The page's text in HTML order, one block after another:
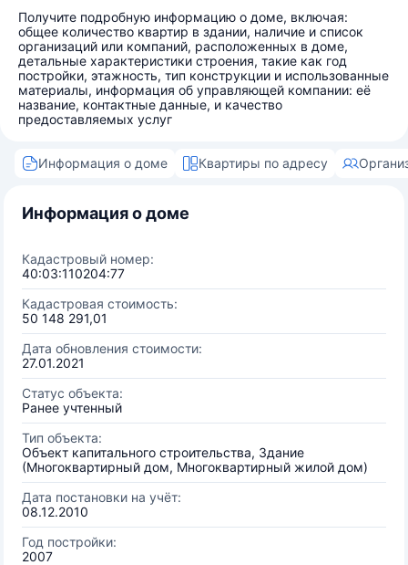
Получите подробную информацию о доме, включая:
общее количество квартир в здании, наличие и список
организаций или компаний, расположенных в доме,
детальные характеристики строения, такие как год
постройки, этажность, тип конструкции и использованные
материалы, информация об управляющей компании: её
название, контактные данные, и качество
предоставляемых услуг
Информация о доме Квартиры по адресу
Информация о доме
Кадастровый номер:
40:03:110204:77
Кадастровая стоимость:
50 148 291,01
Дата обновления стоимости:
27.01.2021
Статус объекта:
Ранее учтенный
Тип объекта:
Объект капитального строительства, Здание
(Многоквартирный дом, Многоквартирный жилой дом)
Дата постановки на учёт:
08.12.2010
Год постройки:
2007